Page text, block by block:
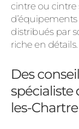
cintre ou cintre
distribués par
riche en détails.
Des
spécialiste
les-